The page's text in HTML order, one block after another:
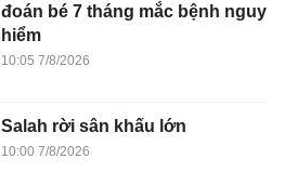
đoán bé 7 tháng mắc bệnh nguy
hiểm
10:05 7/8/2026
Salah rời sân khấu lớn
10:00 7/8/2026